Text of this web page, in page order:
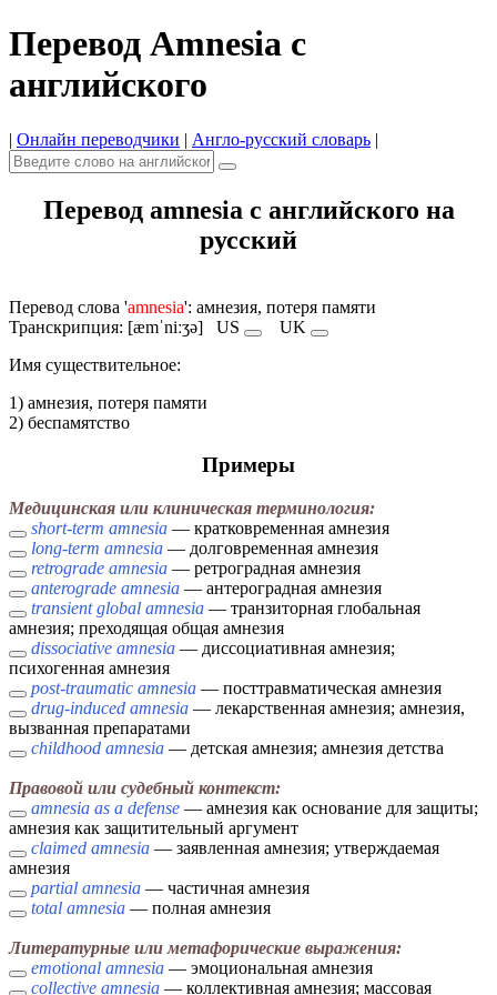
Перевод Amnesia с
английского
| Онлайн переводчики | Англо-русский словарь |
Перевод amnesia с английского на
русский
Перевод слова 'amnesia': амнезия, потеря памяти
Транскрипция: [æmˈniːʒə] US
UK
Имя cуществительное:
1) амнезия, потеря памяти
2) беспамятство
Примеры
Медицинская или клиническая терминология:
short-term amnesia — кратковременная амнезия
long-term amnesia — долговременная амнезия
retrograde amnesia — ретроградная амнезия
anterograde amnesia — антероградная амнезия
transient global amnesia — транзиторная глобальная
амнезия; преходящая общая амнезия
dissociative amnesia — диссоциативная амнезия;
психогенная амнезия
post-traumatic amnesia — посттравматическая амнезия
drug-induced amnesia — лекарственная амнезия; амнезия,
вызванная препаратами
childhood amnesia — детская амнезия; амнезия детства
Правовой или судебный контекст:
amnesia as a defense — амнезия как основание для защиты;
амнезия как защитительный аргумент
claimed amnesia — заявленная амнезия; утверждаемая
амнезия
partial amnesia — частичная амнезия
total amnesia — полная амнезия
Литературные или метафорические выражения:
emotional amnesia — эмоциональная амнезия
collective amnesia — коллективная амнезия; массовая